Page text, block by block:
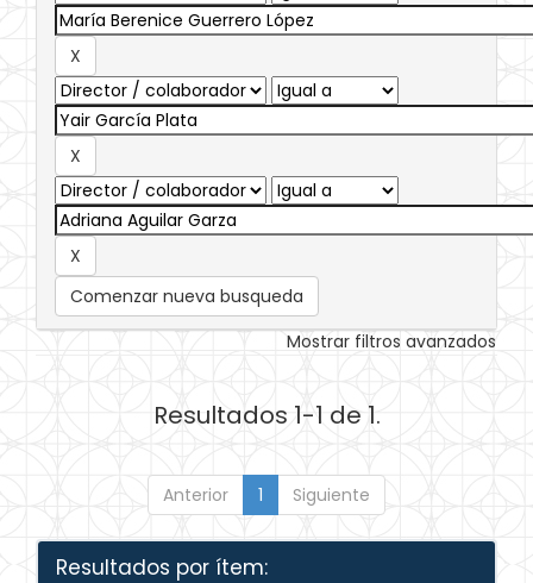
Comenzar nueva busqueda
Mostrar filtros avanzados
Resultados 1-1 de 1.
Anterior 1 Siguiente
Resultados por ítem: